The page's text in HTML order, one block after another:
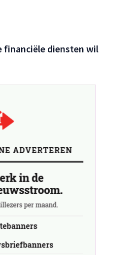
financiële diensten wil